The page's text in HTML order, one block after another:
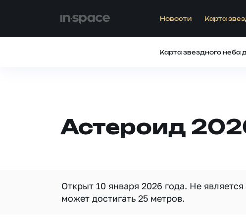
Новости Карта
Карта звездного неба
Астероид
Открыт 10 января 2026 года. Не
может достигать 25 метров.